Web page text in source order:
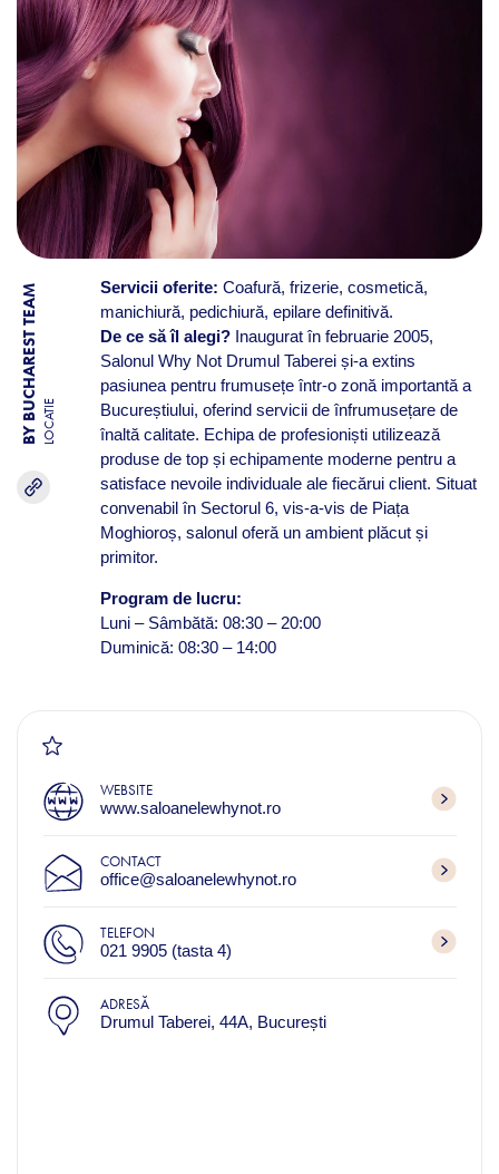
BY BUCHAREST TEAM LOCATIE
Servicii oferite: Coafură, frizerie, cosmetică,
manichiură, pedichiură, epilare definitivă.
De ce să îl alegi?Inaugurat în februarie 2005,
Salonul Why Not Drumul Taberei și-a extins
pasiunea pentru frumusețe într-o zonă importantă a
Bucureștiului, oferind servicii de înfrumusețare de
înaltă calitate. Echipa de profesioniști utilizează
produse de top și echipamente moderne pentru a
satisface nevoile individuale ale fiecărui client. Situat
convenabil în Sectorul 6, vis-a-vis de Piața
Moghioroș, salonul oferă un ambient plăcut și
primitor.
Program de lucru:
Luni – Sâmbătă: 08:30 – 20:00
Duminică: 08:30 – 14:00
WEBSITE
www.saloanelewhynot.ro
CONTACT
office@saloanelewhynot.ro
TELEFON
021 9905 (tasta 4)
ADRESĂ
Drumul Taberei, 44A, București